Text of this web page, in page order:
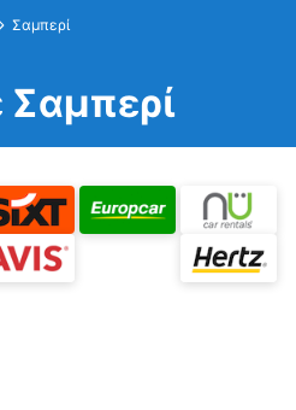
Σαμπερί
Σαμπερί